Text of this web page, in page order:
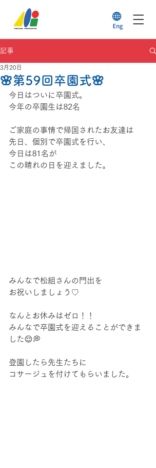
Eng
記事
🌸第59回卒園式🌸
3月20日
今日はついに卒園式。
今年の卒園生は82名
ご家庭の事情で帰国されたお友達は
先日、個別で卒園式を行い、
今日は81名が
この晴れの日を迎えました。
みんなで松組さんの門出を
お祝いしましょう♡
なんとお休みはゼロ！！
みんなで卒園式を迎えることができま
した😌💭
登園したら先生たちに
コサージュを付けてもらいました。